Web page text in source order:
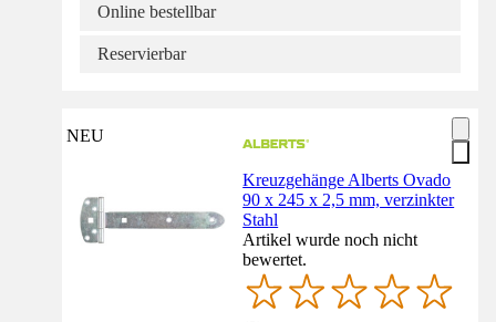
Online bestellbar
Reservierbar
NEU
Kreuzgehänge Alberts Ovado
90 x 245 x 2,5 mm, verzinkter
Stahl
Artikel wurde noch nicht
bewertet.